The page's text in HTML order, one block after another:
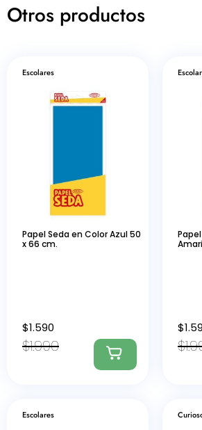
Otros productos
Escolares
Papel Seda en Color Azul 50
x 66 cm.
$1.990
$1.590
$
$
Escolares